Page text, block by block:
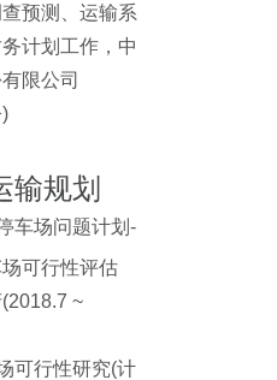
预测、运输系
计划工作，中
限公司
输规划
车场问题计划-
可行性评估
~
可行性研究(计